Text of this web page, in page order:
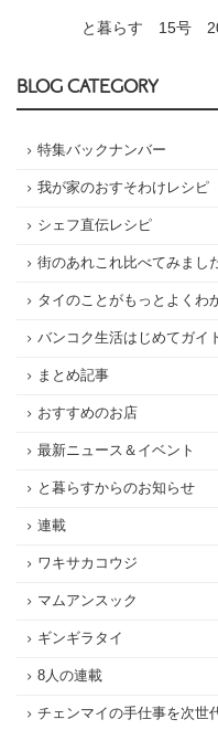
と暮らす 15号
BLOG CATEGORY
特集バックナンバー
我が家のおすそわけレシピ
シェフ直伝レシピ
街のあれこれ比べてみまし
タイのことがもっとよくわ
バンコク生活はじめてガイ
まとめ記事
おすすめのお店
最新ニュース＆イベント
と暮らすからのお知らせ
連載
ワキサカコウジ
マムアンスック
ギンギラタイ
8人の連載
チェンマイの手仕事を次世